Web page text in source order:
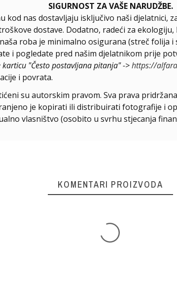
SIGURNOST ZA VAŠE NARUDŽBE.
kod nas dostavljaju isključivo naši djelatnici,
dostave. Dodatno, radeći za
roba je minimalno osigurana (streč folija
i pogledate pred našim djelatnikom prije
karticu "Često postavljana pitanja" ->https://
i povrata.
su autorskim pravom. Sva prava
je kopirati ili distribuirati fotografije i
vlasništvo (osobito u svrhu stjecanja
KOMENTARI PROIZVODA